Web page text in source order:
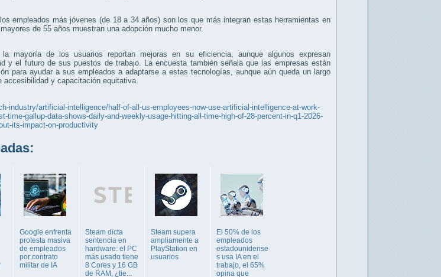
empleados más jóvenes (de 18 a 34 años) son los que más integran estas herramientas en
de 55 años muestran una adopción mucho menor.
mayoría de los usuarios reportan mejoras en su eficiencia, aunque algunos expresan
y el futuro de sus puestos de trabajo. La encuesta también señala que las empresas están
para ayudar a sus empleados a adaptarse a estas tecnologías, aunque aún queda un largo
accesibilidad y capacitación equitativa.
industry/artificial-intelligence/half-of-all-us-employees-now-use-artificial-intelligence-at-work-
time-gallup-data-shows-daily-and-weekly-usage-hitting-all-time-high-of-28-percent-in-q1-2026-
its-impact-on-productivity
Google enfrenta
protesta masiva
de empleados
por contrato
militar de IA
Steam dicta
sentencia en
hardware: el PC
más usado tiene
8 Cores y 16 GB
de RAM, ¿tie...
Steam supera
ampliamente a
PlayStation en
usuarios
El 50% de los
empleados
estadounidense
s usa IA en el
trabajo, el 65%
opina que